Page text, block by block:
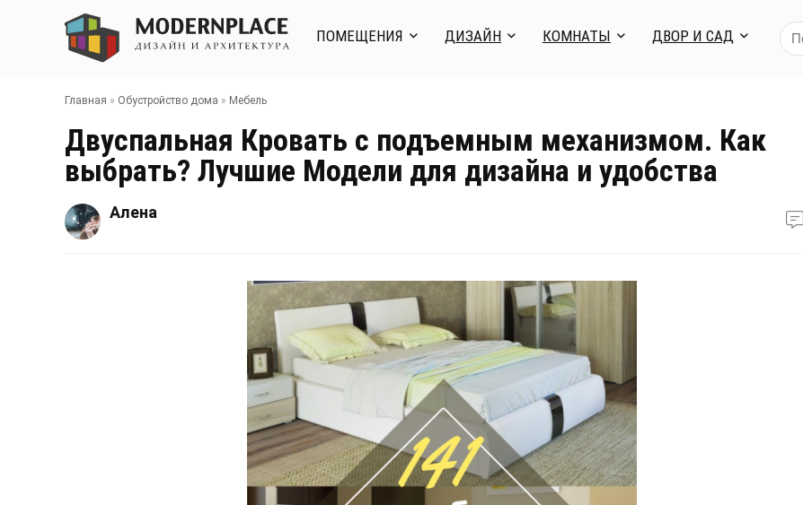
ПОМЕЩЕНИЯ ДИЗАЙН КОМНАТЫ ДВОР И САД
Главная » Обустройство дома » Мебель
Двуспальная Кровать с подъемным механизмом. Как
выбрать? Лучшие Модели для дизайна и удобства
Алена